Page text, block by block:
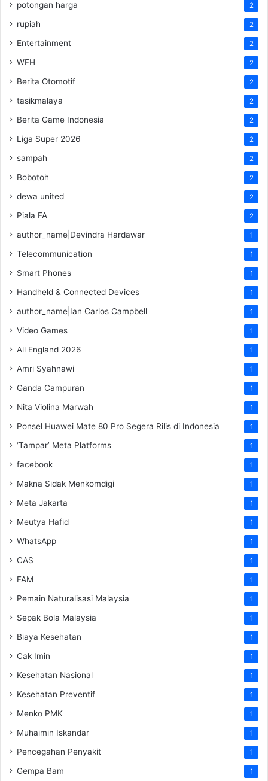
potongan harga 2
rupiah 2
Entertainment 2
WFH 2
Berita Otomotif 2
tasikmalaya 2
Berita Game Indonesia 2
Liga Super 2026 2
sampah 2
Bobotoh 2
dewa united 2
Piala FA 2
author_name|Devindra Hardawar 1
Telecommunication 1
Smart Phones 1
Handheld & Connected Devices 1
author_name|Ian Carlos Campbell 1
Video Games 1
All England 2026 1
Amri Syahnawi 1
Ganda Campuran 1
Nita Violina Marwah 1
Ponsel Huawei Mate 80 Pro Segera Rilis di Indonesia 1
‘Tampar’ Meta Platforms 1
facebook 1
Makna Sidak Menkomdigi 1
Meta Jakarta 1
Meutya Hafid 1
WhatsApp 1
CAS 1
FAM 1
Pemain Naturalisasi Malaysia 1
Sepak Bola Malaysia 1
Biaya Kesehatan 1
Cak Imin 1
Kesehatan Nasional 1
Kesehatan Preventif 1
Menko PMK 1
Muhaimin Iskandar 1
Pencegahan Penyakit 1
Gempa Bam 1